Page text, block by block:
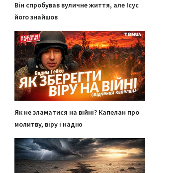
Він спробував вуличне життя, але Ісус
його знайшов
Як не зламатися на війні? Капелан про
молитву, віру і надію